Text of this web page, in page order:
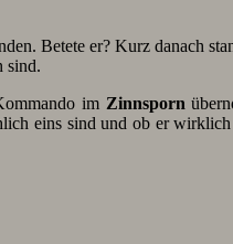
Betete er? Kurz danach
sind.
im Zinnsporn
eins sind und ob er